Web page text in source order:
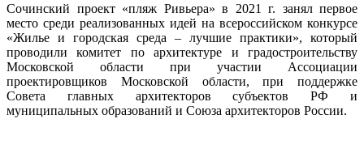
Сочинский проект «пляж Ривьера» в 2021 г. занял первое
место среди реализованных идей на всероссийском конкурсе
«Жилье и городская среда – лучшие практики», который
проводили комитет по архитектуре и градостроительству
Московской области при участии Ассоциации
проектировщиков Московской области, при поддержке
Совета главных архитекторов субъектов РФ и
муниципальных образований и Союза архитекторов России.